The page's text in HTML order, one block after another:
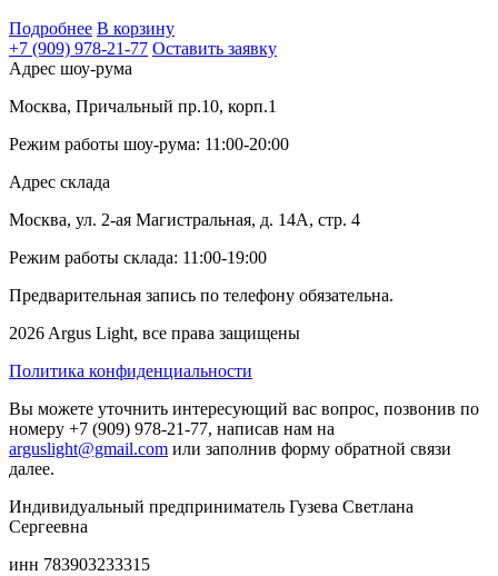
Подробнее В корзину
+7 (909) 978-21-77 Оставить заявку
Адрес шоу-рума
Москва, Причальный пр.10, корп.1
Режим работы шоу-рума: 11:00-20:00
Адрес склада
Москва, ул. 2-ая Магистральная, д. 14А, стр. 4
Режим работы склада: 11:00-19:00
Предварительная запись по телефону обязательна.
2026 Argus Light, все права защищены
Политика конфиденциальности
Вы можете уточнить интересующий вас вопрос, позвонив по
номеру +7 (909) 978-21-77, написав нам на
arguslight@gmail.com или заполнив форму обратной связи
далее.
Индивидуальный предприниматель Гузева Светлана
Сергеевна
инн 783903233315